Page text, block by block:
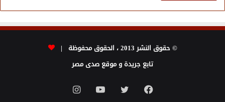
© حقوق النشر 2013 ، الحقوق محفوظة |
تابع جريدة و موقع صدى مصر
فيسبوك تويتر يوتيوبانستقرام